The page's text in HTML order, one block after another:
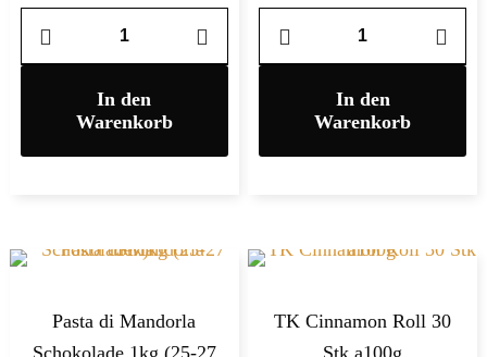
In den
Warenkorb
In den
Warenkorb
Pasta di Mandorla
Schokolade 1kg (25-27
TK Cinnamon Roll 30
Stk a100g